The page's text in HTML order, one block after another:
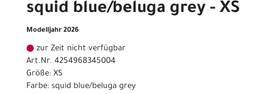
squid blue/beluga grey - XS
Modelljahr 2026
zur Zeit nicht verfügbar
Art.Nr. 4254968345004
Größe: XS
Farbe: squid blue/beluga grey